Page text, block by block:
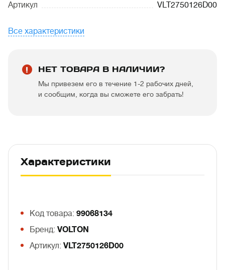
Артикул VLT2750126D00
Все характеристики
НЕТ ТОВАРА В НАЛИЧИИ?
Мы привезем его в течение 1-2 рабочих дней,
и сообщим, когда вы сможете его забрать!
Характеристики
Код товара: 99068134
Бренд: VOLTON
Артикул: VLT2750126D00